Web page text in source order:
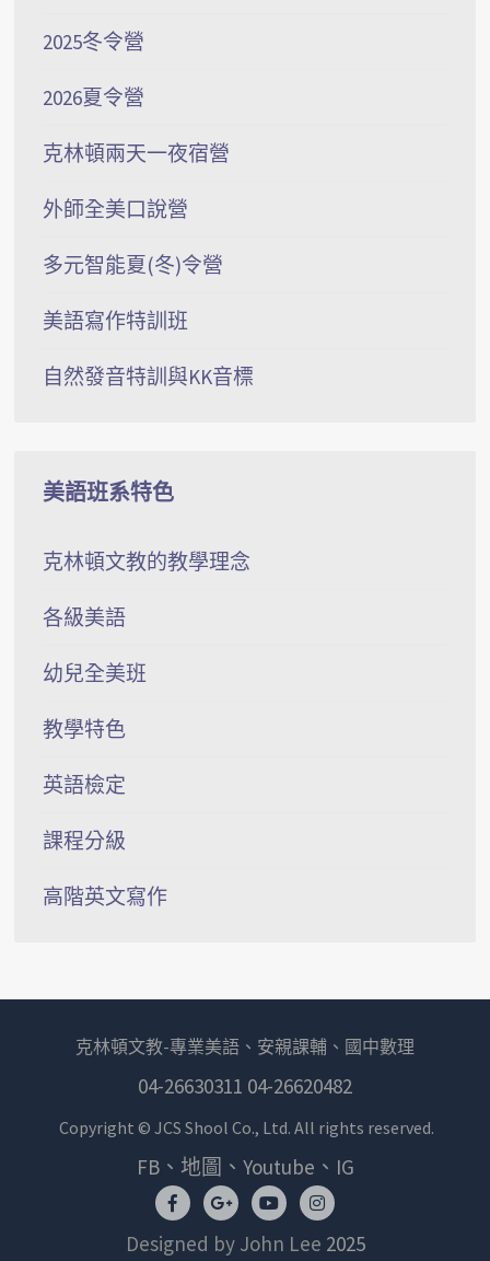
2025冬令營
2026夏令營
克林頓兩天一夜宿營
外師全美口說營
多元智能夏(冬)令營
美語寫作特訓班
自然發音特訓與KK音標
美語班系特色
克林頓文教的教學理念
各級美語
幼兒全美班
教學特色
英語檢定
課程分級
高階英文寫作
克林頓文教-專業美語、安親課輔、國中數理
04-26630311 04-26620482
Copyright © JCS Shool Co., Ltd. All rights reserved.
FB、地圖、Youtube、IG
Designed by John Lee 2025